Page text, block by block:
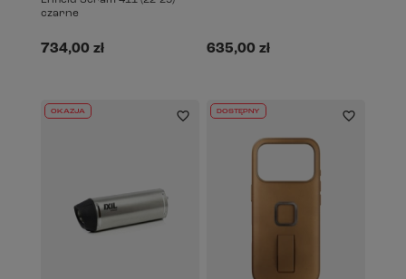
czarne
734,00 zł 635,00 zł
OKAZJA DOSTĘPNY